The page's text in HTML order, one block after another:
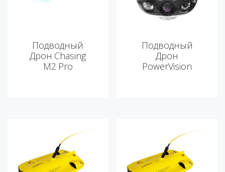
Подводный
Дрон Chasing
M2 Pro
Подводный
Дрон
PowerVision